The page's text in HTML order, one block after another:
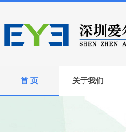
首 页 关于我们